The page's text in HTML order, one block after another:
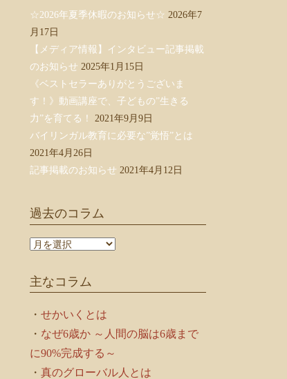
☆2026年夏季休暇のお知らせ☆ 2026年7
月17日
【メディア情報】インタビュー記事掲載
のお知らせ 2025年1月15日
《ベストセラーありがとうございま
す！》動画講座で、子どもの”生きる
力”を育てる！
2021年9月9日
バイリンガル教育に必要な”覚悟”とは
2021年4月26日
記事掲載のお知らせ 2021年4月12日
過去のコラム
過
コ
ム
主なコラム
・ せかいくとは
・ なぜ6歳か ～人間の脳は6歳まで
に90%完成する～
・ 真のグローバル人とは